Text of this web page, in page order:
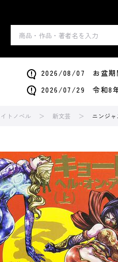
2026/08/07 お盆期
2026/07/29 令和8年
トノベル 新文芸 ニンジ